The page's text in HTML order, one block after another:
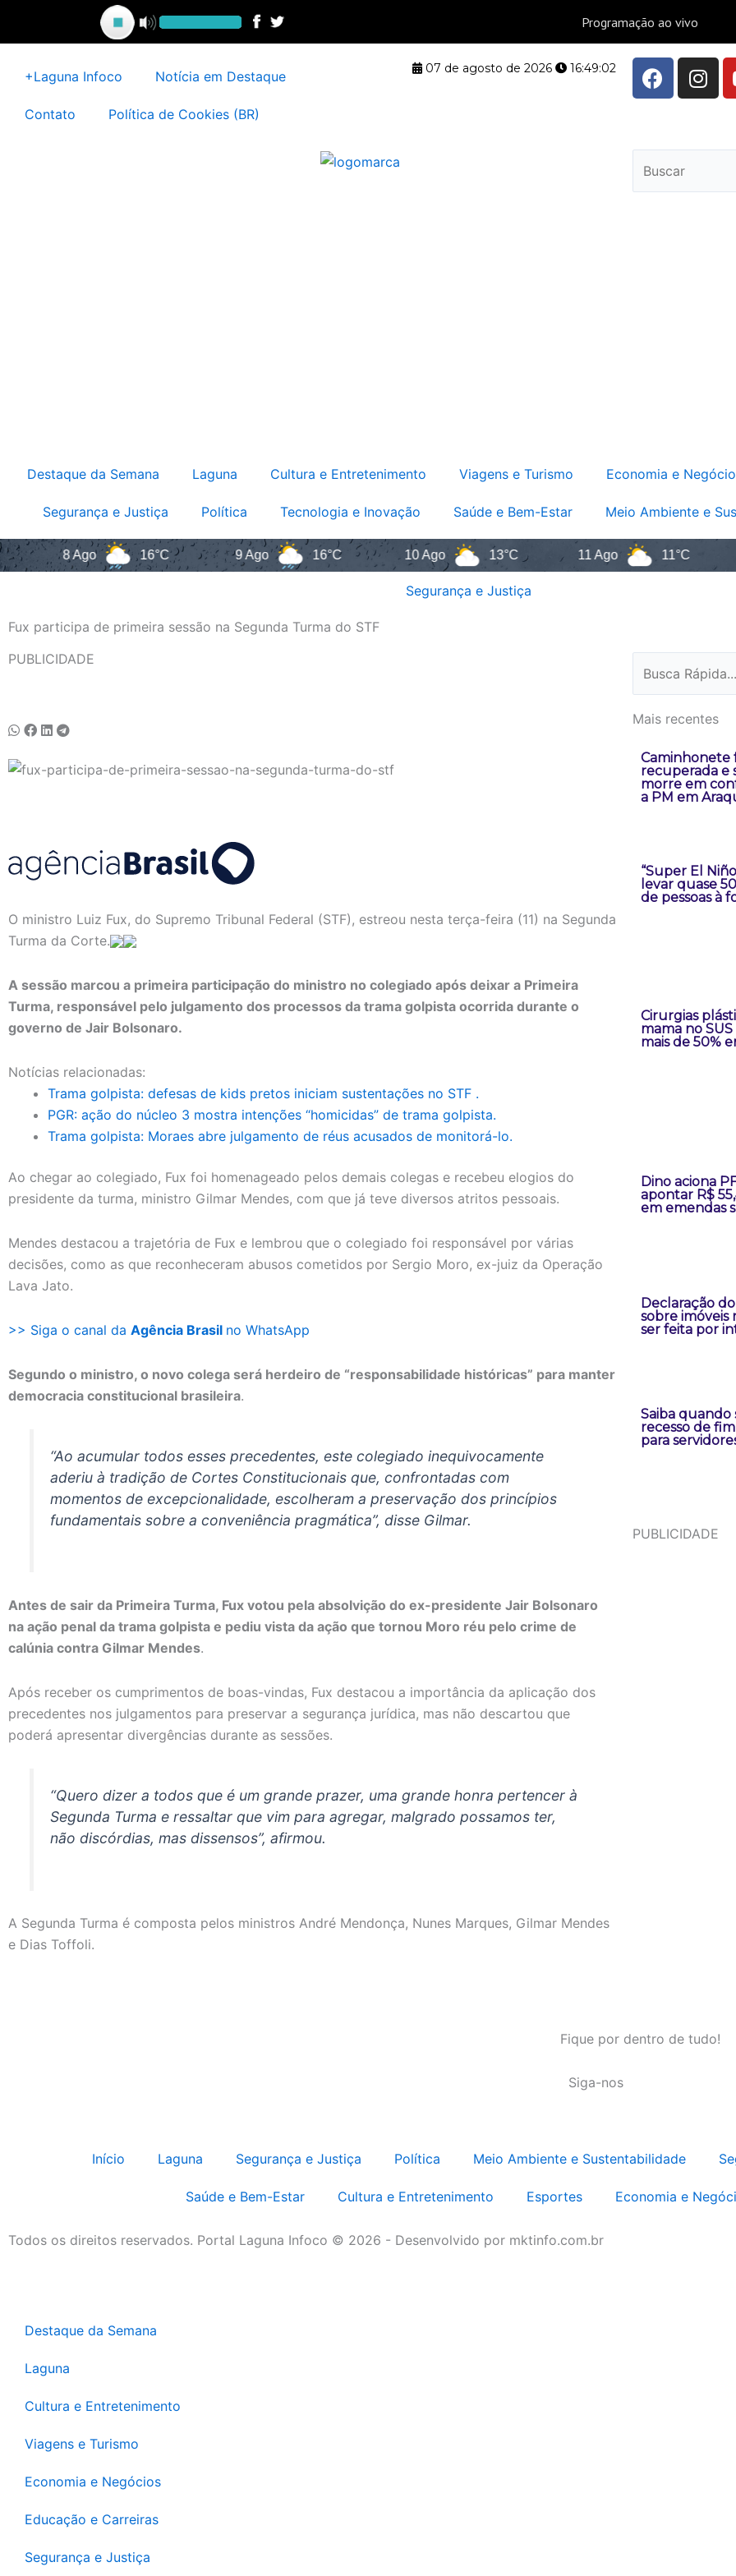
conteúdo
+Laguna Infoco Notícia em Destaque
Contato Política de Cookies (BR)
07 de agosto de 2026 16:49:02
F
a
b
o
o
I
n
a
r
Destaque da Semana Laguna Cultura e Entretenimento Viagens e Turismo Economia e
Segurança e Justiça Política Tecnologia e Inovação Saúde e Bem-Estar Meio Ambiente e
8 Ago 16°C 9 Ago 16°C 10 Ago 13°C 11 Ago 11°C
Segurança e Justiça
Fux participa de primeira sessão na Segunda Turma do STF
PUBLICIDADE
O ministro Luiz Fux, do Supremo Tribunal Federal (STF), estreou nesta terça-feira (11) na Segunda
Turma da Corte.
A sessão marcou a primeira participação do ministro no colegiado após deixar a Primeira
Turma, responsável pelo julgamento dos processos da trama golpista ocorrida durante o
governo de Jair Bolsonaro.
Notícias relacionadas:
Trama golpista: defesas de kids pretos iniciam sustentações no STF .
PGR: ação do núcleo 3 mostra intenções “homicidas” de trama golpista.
Trama golpista: Moraes abre julgamento de réus acusados de monitorá-lo.
Ao chegar ao colegiado, Fux foi homenageado pelos demais colegas e recebeu elogios do
presidente da turma, ministro Gilmar Mendes, com que já teve diversos atritos pessoais.
Mendes destacou a trajetória de Fux e lembrou que o colegiado foi responsável por várias
decisões, como as que reconheceram abusos cometidos por Sergio Moro, ex-juiz da Operação
Lava Jato.
>> Siga o canal da Agência Brasil no WhatsApp
Segundo o ministro, o novo colega será herdeiro de “responsabilidade históricas” para manter
democracia constitucional brasileira.
“Ao acumular todos esses precedentes, este colegiado inequivocamente
aderiu à tradição de Cortes Constitucionais que, confrontadas com
momentos de excepcionalidade, escolheram a preservação dos princípios
fundamentais sobre a conveniência pragmática”, disse Gilmar.
Antes de sair da Primeira Turma, Fux votou pela absolvição do ex-presidente Jair Bolsonaro
na ação penal da trama golpista e pediu vista da ação que tornou Moro réu pelo crime de
calúnia contra Gilmar Mendes.
Após receber os cumprimentos de boas-vindas, Fux destacou a importância da aplicação dos
precedentes nos julgamentos para preservar a segurança jurídica, mas não descartou que
poderá apresentar divergências durante as sessões.
“Quero dizer a todos que é um grande prazer, uma grande honra pertencer à
Segunda Turma e ressaltar que vim para agregar, malgrado possamos ter,
não discórdias, mas dissensos”, afirmou.
A Segunda Turma é composta pelos ministros André Mendonça, Nunes Marques, Gilmar Mendes
e Dias Toffoli.
Mais recentes
Caminhonete
recuperada e
morre em
a PM em
“Super El
levar quase
de pessoas à
Cirurgias
mama no
mais de 50%
Dino aciona
apontar R$
em emendas
Declaração
sobre imóveis
ser feita por
Saiba quando
recesso de
para
PUBLICIDADE
Fique por dentro de tudo!
Siga-nos
Início Laguna Segurança e Justiça Política Meio Ambiente e Sustentabilidade
Saúde e Bem-Estar Cultura e Entretenimento Esportes Economia e
Todos os direitos reservados. Portal Laguna Infoco © 2026 - Desenvolvido por mktinfo.com.br
Destaque da Semana
Laguna
Cultura e Entretenimento
Viagens e Turismo
Economia e Negócios
Educação e Carreiras
Segurança e Justiça